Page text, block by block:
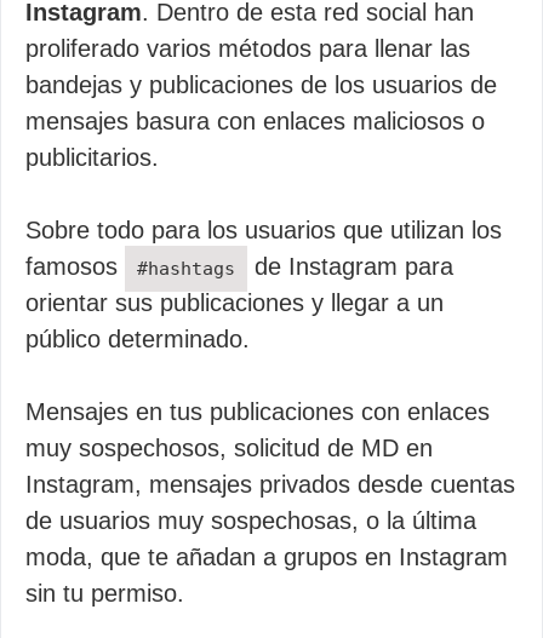
Instagram. Dentro de esta red social han
proliferado varios métodos para llenar las
bandejas y publicaciones de los usuarios de
mensajes basura con enlaces maliciosos o
publicitarios.
Sobre todo para los usuarios que utilizan los
famosos
#hashtags
de Instagram para
orientar sus publicaciones y llegar a un
público determinado.
Mensajes en tus publicaciones con enlaces
muy sospechosos, solicitud de MD en
Instagram, mensajes privados desde cuentas
de usuarios muy sospechosas, o la última
moda, que te añadan a grupos en Instagram
sin tu permiso.